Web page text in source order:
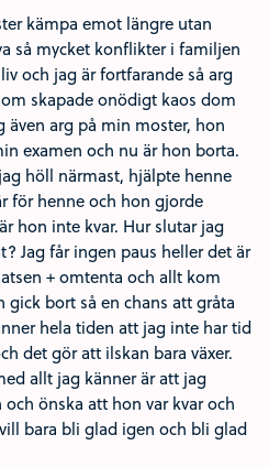
kämpa emot längre utan
så mycket konflikter i familjen
och jag är fortfarande så arg
skapade onödigt kaos dom
arg på min moster, hon
examen och nu är hon borta.
höll närmast, hjälpte henne
för henne och hon gjorde
hon inte kvar. Hur slutar jag
Jag får ingen paus heller det är
+ omtenta och allt kom
bort så en chans att gråta
hela tiden att jag inte har tid
det gör att ilskan bara växer.
allt jag känner är att jag
önska att hon var kvar och
bara bli glad igen och bli glad